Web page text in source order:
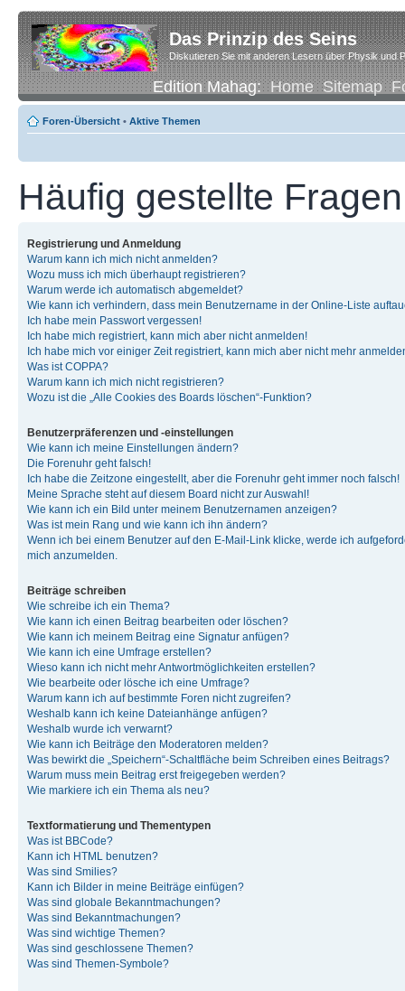
Das Prinzip des Seins
Diskutieren Sie mit anderen Lesern über Physik und
Edition Mahag:Home Sitemap
Foren-Übersicht • Aktive Themen
Häufig gestellte Fragen
Registrierung und Anmeldung
Warum kann ich mich nicht anmelden?
Wozu muss ich mich überhaupt registrieren?
Warum werde ich automatisch abgemeldet?
Wie kann ich verhindern, dass mein Benutzername in der Online-Liste
Ich habe mein Passwort vergessen!
Ich habe mich registriert, kann mich aber nicht anmelden!
Ich habe mich vor einiger Zeit registriert, kann mich aber nicht mehr
Was ist COPPA?
Warum kann ich mich nicht registrieren?
Wozu ist die „Alle Cookies des Boards löschen“-Funktion?
Benutzerpräferenzen und -einstellungen
Wie kann ich meine Einstellungen ändern?
Die Forenuhr geht falsch!
Ich habe die Zeitzone eingestellt, aber die Forenuhr geht immer noch falsch!
Meine Sprache steht auf diesem Board nicht zur Auswahl!
Wie kann ich ein Bild unter meinem Benutzernamen anzeigen?
Was ist mein Rang und wie kann ich ihn ändern?
Wenn ich bei einem Benutzer auf den E-Mail-Link klicke, werde ich
mich anzumelden.
Beiträge schreiben
Wie schreibe ich ein Thema?
Wie kann ich einen Beitrag bearbeiten oder löschen?
Wie kann ich meinem Beitrag eine Signatur anfügen?
Wie kann ich eine Umfrage erstellen?
Wieso kann ich nicht mehr Antwortmöglichkeiten erstellen?
Wie bearbeite oder lösche ich eine Umfrage?
Warum kann ich auf bestimmte Foren nicht zugreifen?
Weshalb kann ich keine Dateianhänge anfügen?
Weshalb wurde ich verwarnt?
Wie kann ich Beiträge den Moderatoren melden?
Was bewirkt die „Speichern“-Schaltfläche beim Schreiben eines Beitrags?
Warum muss mein Beitrag erst freigegeben werden?
Wie markiere ich ein Thema als neu?
Textformatierung und Thementypen
Was ist BBCode?
Kann ich HTML benutzen?
Was sind Smilies?
Kann ich Bilder in meine Beiträge einfügen?
Was sind globale Bekanntmachungen?
Was sind Bekanntmachungen?
Was sind wichtige Themen?
Was sind geschlossene Themen?
Was sind Themen-Symbole?